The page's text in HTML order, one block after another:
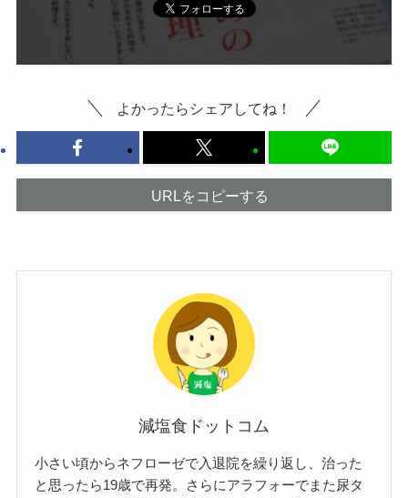
よかったらシェアしてね！
URLをコピーする
減塩食ドットコム
小さい頃からネフローゼで入退院を繰り返し、治った
と思ったら19歳で再発。さらにアラフォーでまた尿タ